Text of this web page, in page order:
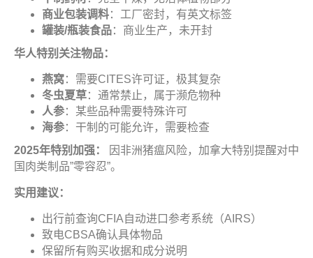
商业包装调料：工厂密封，有英文标签
罐装/瓶装食品：商业生产，未开封
华人特别关注物品：
燕窝：需要CITES许可证，极其复杂
冬虫夏草：通常禁止，属于濒危物种
人参：某些品种需要特殊许可
海参：干制的可能允许，需要检查
2025年特别加强：
因非洲猪瘟风险，加拿大特别提醒对中
国肉类制品”零容忍”。
实用建议 ：
出行前查询CFIA自动进口参考系统（AIRS）
致电CBSA确认具体物品
保留所有购买收据和成分说明